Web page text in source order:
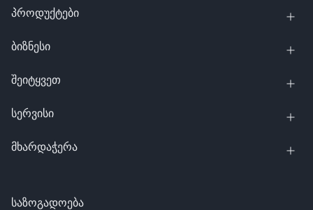
საზოგადოება
პროდუქტები
ბიზნესი
შეიტყვეთ
სერვისი
მხარდაჭერა